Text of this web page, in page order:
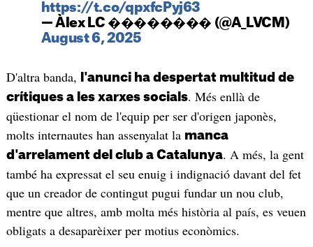
https://t.co/qpxfcPyj63
— Àlex LC �������� (@A_LVCM)
August 6, 2025
D'altra banda,
l'anunci ha despertat multitud de
crítiques a les xarxes socials. Més enllà de
qüestionar el nom de l'equip per ser d'origen japonès,
molts internautes han assenyalat la manca
d'arrelament del club a Catalunya. A més, la gent
també ha expressat el seu enuig i indignació davant del fet
que un creador de contingut pugui fundar un nou club,
mentre que altres, amb molta més història al país, es veuen
obligats a desaparèixer per motius econòmics.